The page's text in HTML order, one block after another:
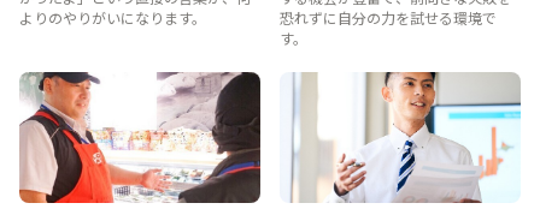
よりのやりがいになります。
恐れずに自分の力を試せる環境で
す。